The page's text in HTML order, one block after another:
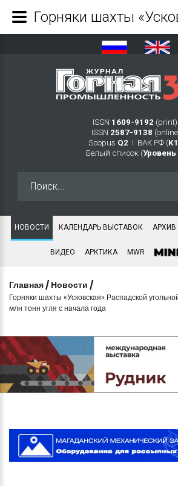
ISSN 1609-9192 (print)
ISSN 2587-9138
Scopus Q2 Ι ВАК РФ (K1
Белый список (Уровень
НОВОСТИ КАЛЕНДАРЬ ВЫСТАВОК
ВИДЕО АРКТИКА MWR
Главная / Новости /
Горняки шахты «Усковская» Распадской
млн тонн угля с начала года